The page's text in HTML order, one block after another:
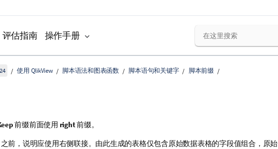
评估指南 操作手册
使用 QlikView 脚本语法和图表函数 脚本语句和关键字 脚本前缀
前缀前面使用 right前缀。
之前，说明应使用右侧联接。由此生成的表格仅包含原始数据表格的字段值组合，原始